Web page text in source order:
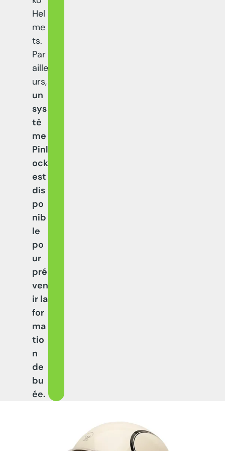
Hel
me
ts.
Par
aille
urs,
un
sys
tè
me
Pinl
ock
est
dis
po
nib
le
po
ur
pré
ven
ir la
for
ma
tio
n
de
bu
ée.